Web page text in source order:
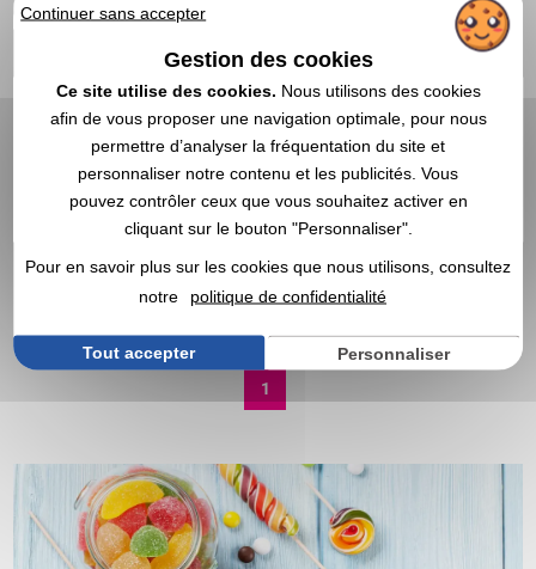
6,76 €HT
Marquage compris
DEVIS EXPRESS
A partir de3,76 €HT
Marquage compris
1
Continuer sans accepter
Gestion des cookies
Ce site utilise des cookies. Nous utilisons des cookies
afin de vous proposer une navigation optimale, pour nous
permettre d’analyser la fréquentation du site et
personnaliser notre contenu et les publicités. Vous
pouvez contrôler ceux que vous souhaitez activer en
cliquant sur le bouton "Personnaliser".
Pour en savoir plus sur les cookies que nous utilisons, consultez
notre
politique de confidentialité
Tout accepter Personnaliser